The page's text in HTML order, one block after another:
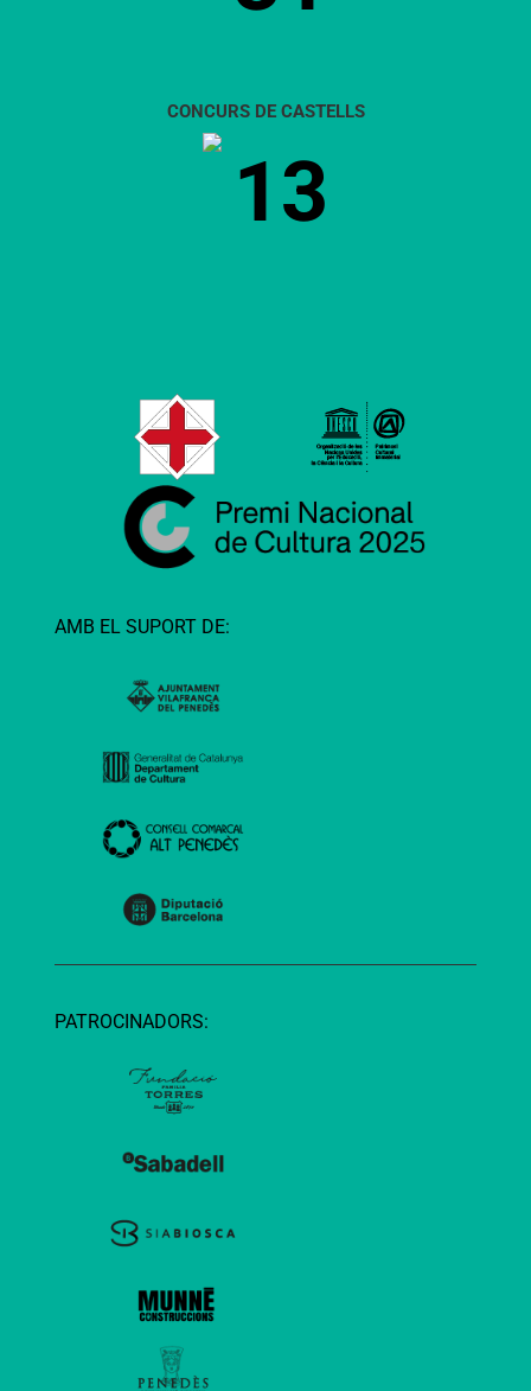
CONCURS DE CASTELLS
13
AMB EL SUPORT DE:
PATROCINADORS: